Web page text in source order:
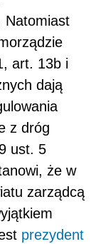
Natomiast
art. 13b i
dają
z dróg
ust. 5
że w
zarządcą
prezydent